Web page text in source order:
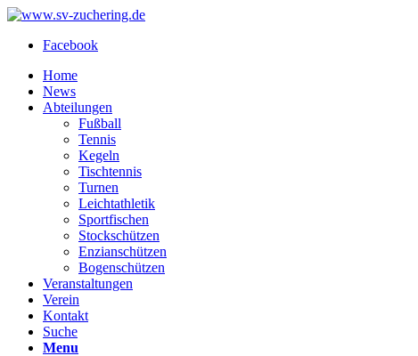
Facebook
Home
News
Abteilungen
Fußball
Tennis
Kegeln
Tischtennis
Turnen
Leichtathletik
Sportfischen
Stockschützen
Enzianschützen
Bogenschützen
Veranstaltungen
Verein
Kontakt
Suche
Menu